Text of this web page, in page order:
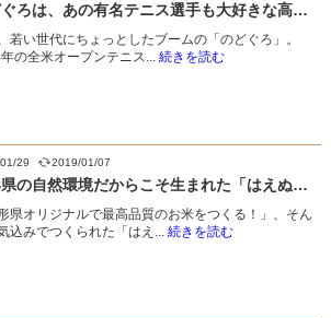
のどぐろは、あの有名テニス選手も大好きな高級魚！
若い世代にちょっとしたブームの「のどぐろ」。
の全米オープンテニス... 続きを読む
29 2019/01/07
山形県の自然環境だからこそ生まれた「はえぬき」
形県オリジナルで最高品質のお米をつくる！」、そん
込みでつくられた「はえ... 続きを読む